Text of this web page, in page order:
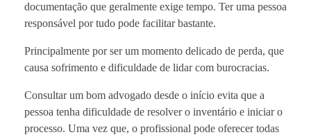
documentação que geralmente exige tempo. Ter uma pessoa
responsável por tudo pode facilitar bastante.
Principalmente por ser um momento delicado de perda, que
causa sofrimento e dificuldade de lidar com burocracias.
Consultar um bom advogado desde o início evita que a
pessoa tenha dificuldade de resolver o inventário e iniciar o
processo. Uma vez que, o profissional pode oferecer todas